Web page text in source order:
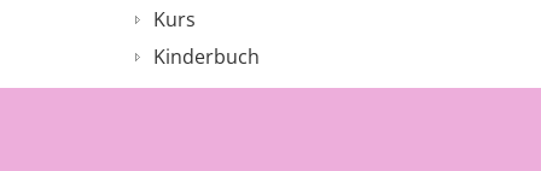
Kurs
Kinderbuch